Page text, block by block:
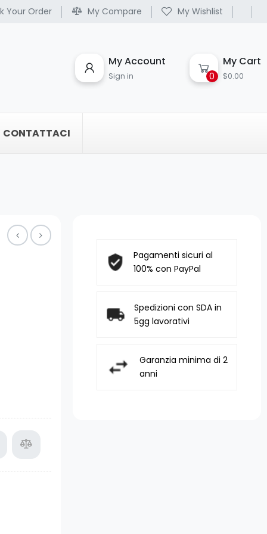
Your Order My Compare My Wishlist
My Account
Sign in 0
My Cart
$0.00
CONTATTACI
Pagamenti sicuri al
100% con PayPal
Spedizioni con SDA in
5gg lavorativi
Garanzia minima di 2
anni